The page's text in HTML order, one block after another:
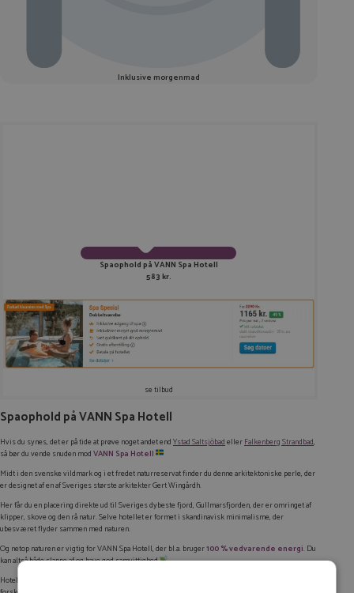
Inklusive morgenmad
Spaophold på VANN Spa Hotell
583 kr.
se tilbud
Spaophold på VANN Spa Hotell
Hvis du synes, det er på tide at prøve noget andet endYstad SaltsjöbadellerFalkenberg Strandbad,
så bør du vende snuden modVANN Spa Hotell
Midt i den svenske vildmark og i et fredet naturreservat finder du denne arkitektoniske perle, der
er designet af en af Sveriges største arkitekter Gert Wingårdh.
Her får du en placering direkte ud til Sveriges dybeste fjord, Gullmarsfjorden, der er omringet af
klipper, skove og den rå natur. Selve hotellet er formet i skandinavisk minimalisme, der
ubesværet flyder sammen med naturen.
Og netop naturen er vigtig for VANN Spa Hotell, der bl.a. bruger100 % vedvarende energi. Du
kan altså både slappe af og have god samvittighed
Hotellets spa-afdeling spreder sig ud på hele